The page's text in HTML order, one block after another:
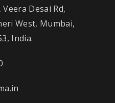
Desai Rd,
West, Mumbai,
India.